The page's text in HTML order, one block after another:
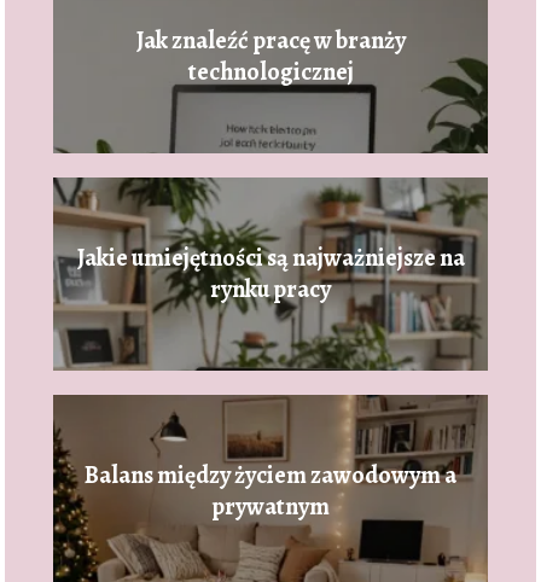
Jak znaleźć pracę w branży
technologicznej
Jakie umiejętności są najważniejsze na
rynku pracy
Balans między życiem zawodowym a
prywatnym